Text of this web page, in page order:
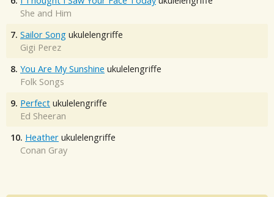
She and Him
7. Sailor Song ukulelengriffe
Gigi Perez
8. You Are My Sunshine ukulelengriffe
Folk Songs
9. Perfect ukulelengriffe
Ed Sheeran
10. Heather ukulelengriffe
Conan Gray